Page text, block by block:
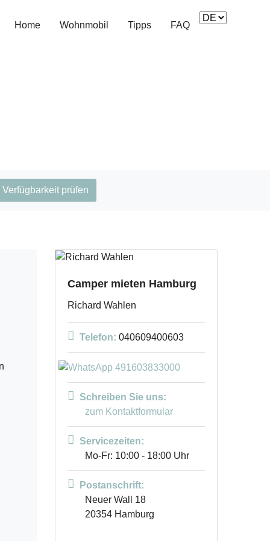
Home Wohnmobil Tipps FAQ
Verfügbarkeit prüfen
Camper mieten Hamburg
Richard Wahlen
Telefon: 040609400603
Schreiben Sie uns:
zum Kontaktformular
Servicezeiten:
Mo-Fr: 10:00 - 18:00 Uhr
Postanschrift:
Neuer Wall 18
20354 Hamburg